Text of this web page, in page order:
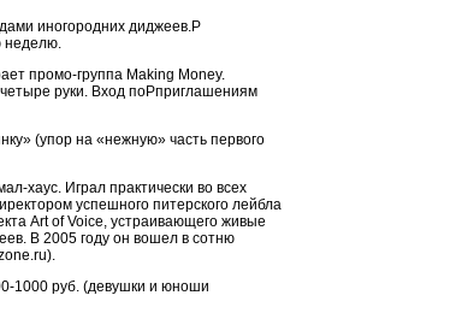
иногородних диджеев.P
неделю.
промо-группа Making Money.
руки. Вход поPприглашениям
(упор на «нежную» часть первого
хаус. Играл практически во всех
успешного питерского лейбла
Art of Voice, устраивающего живые
В 2005 году он вошел в сотню
1000 руб. (девушки и юноши